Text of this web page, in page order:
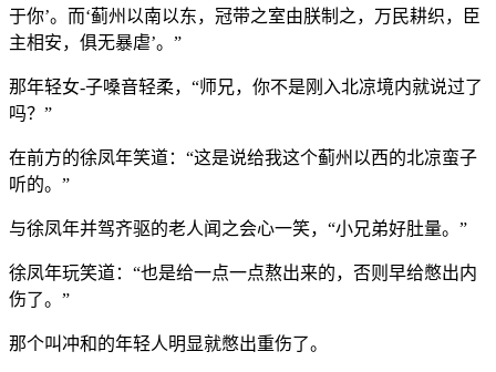
于你’。而‘蓟州以南以东，冠带之室由朕制之，万民耕织，臣
主相安，俱无暴虐’。”
那年轻女-子嗓音轻柔，“师兄，你不是刚入北凉境内就说过了
吗？”
在前方的徐凤年笑道：“这是说给我这个蓟州以西的北凉蛮子
听的。”
与徐凤年并驾齐驱的老人闻之会心一笑，“小兄弟好肚量。”
徐凤年玩笑道：“也是给一点一点熬出来的，否则早给憋出内
伤了。”
那个叫冲和的年轻人明显就憋出重伤了。